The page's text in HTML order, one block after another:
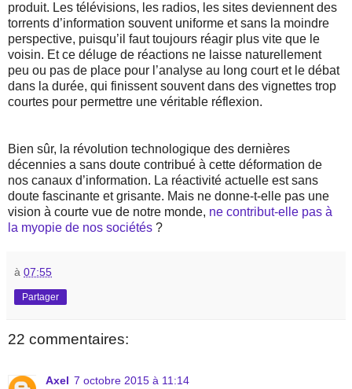
produit. Les télévisions, les radios, les sites deviennent des
torrents d’information souvent uniforme et sans la moindre
perspective, puisqu’il faut toujours réagir plus vite que le
voisin. Et ce déluge de réactions ne laisse naturellement
peu ou pas de place pour l’analyse au long court et le débat
dans la durée, qui finissent souvent dans des vignettes trop
courtes pour permettre une véritable réflexion.
Bien sûr, la révolution technologique des dernières
décennies a sans doute contribué à cette déformation de
nos canaux d’information. La réactivité actuelle est sans
doute fascinante et grisante. Mais ne donne-t-elle pas une
vision à courte vue de notre monde, ne contribut-elle pas à
la myopie de nos sociétés ?
à 07:55
Partager
22 commentaires:
Axel 7 octobre 2015 à 11:14